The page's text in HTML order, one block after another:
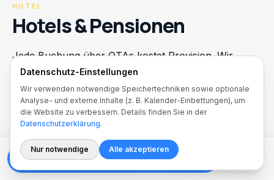
HOTEL
Hotels & Pensionen
Jede Buchung über OTAs kostet Provision. Wir
bauen Hotel-Websites, die Atmosphäre und Zimmer
hochwertig präsentieren und Gäste direkt zur
Buchung führen – ohne Mittelsmann.
+55%
MEHR DIREKTBUCHUNGEN
-20%
Datenschutz-Einstellungen
Wir verwenden notwendige Speichertechniken sowie optionale
Analyse- und externe Inhalte (z. B. Kalender-Einbettungen), um
die Website zu verbessern. Details finden Sie in der
Datenschutzerklärung.
Nur notwendige Alle akzeptieren
Book Strategy Call